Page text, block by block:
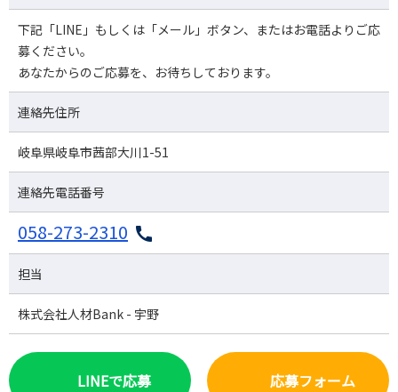
下記「LINE」もしくは「メール」ボタン、またはお電話よりご応
募ください。
あなたからのご応募を、お待ちしております。
連絡先住所
岐阜県岐阜市茜部大川1-51
連絡先電話番号
058-273-2310
担当
株式会社人材Bank - 宇野
LINEで応募 応募フォーム